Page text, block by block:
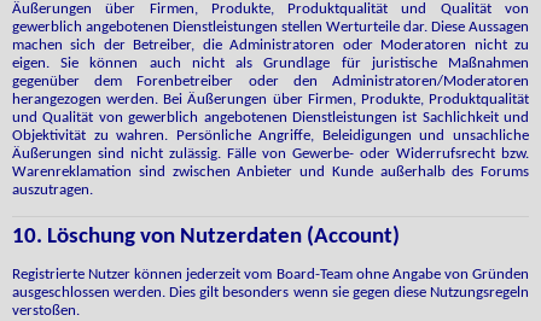
Äußerungen über Firmen, Produkte, Produktqualität und Qualität von
gewerblich angebotenen Dienstleistungen stellen Werturteile dar. Diese Aussagen
machen sich der Betreiber, die Administratoren oder Moderatoren nicht zu
eigen. Sie können auch nicht als Grundlage für juristische Maßnahmen
gegenüber dem Forenbetreiber oder den Administratoren/Moderatoren
herangezogen werden. Bei Äußerungen über Firmen, Produkte, Produktqualität
und Qualität von gewerblich angebotenen Dienstleistungen ist Sachlichkeit und
Objektivität zu wahren. Persönliche Angriffe, Beleidigungen und unsachliche
Äußerungen sind nicht zulässig. Fälle von Gewerbe- oder Widerrufsrecht bzw.
Warenreklamation sind zwischen Anbieter und Kunde außerhalb des Forums
auszutragen.
10. Löschung von Nutzerdaten (Account)
Registrierte Nutzer können jederzeit vom Board-Team ohne Angabe von Gründen
ausgeschlossen werden. Dies gilt besonders wenn sie gegen diese Nutzungsregeln
verstoßen.